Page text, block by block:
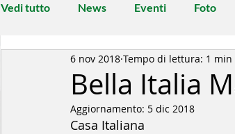
Vedi tutto News Eventi Foto
Bella Italia
6 nov 2018 Tempo di lettura: 1 min
Aggiornamento: 5 dic 2018
Casa Italiana